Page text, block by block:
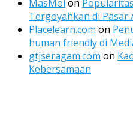
MasMol on
Tergoyahkan di Pasar
Placelearn.com on
human friendly di
gtjseragam.com on
Kebersamaan